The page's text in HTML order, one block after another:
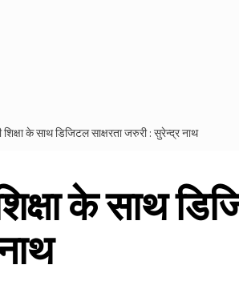
शिक्षा के साथ डिजिटल साक्षरता जरुरी : सुरेन्द्र नाथ
के साथ